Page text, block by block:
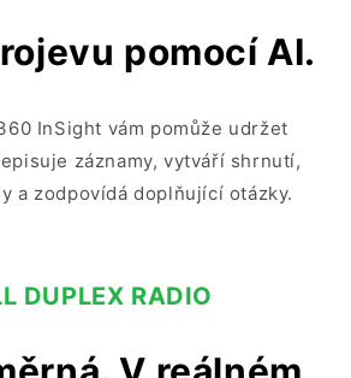
pomocí AI.
InSight vám pomůže udržet
záznamy, vytváří shrnutí,
a zodpovídá doplňující otázky.
DUPLEX RADIO